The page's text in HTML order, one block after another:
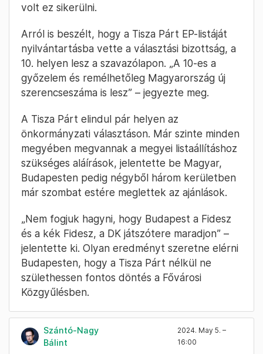
volt ez sikerülni.
Arról is beszélt, hogy a Tisza Párt EP-listáját
nyilvántartásba vette a választási bizottság, a
10. helyen lesz a szavazólapon. „A 10-es a
győzelem és remélhetőleg Magyarország új
szerencseszáma is lesz” – jegyezte meg.
A Tisza Párt elindul pár helyen az
önkormányzati választáson. Már szinte minden
megyében megvannak a megyei listaállításhoz
szükséges aláírások, jelentette be Magyar,
Budapesten pedig négyből három kerületben
már szombat estére meglettek az ajánlások.
„Nem fogjuk hagyni, hogy Budapest a Fidesz
és a kék Fidesz, a DK játszótere maradjon” –
jelentette ki. Olyan eredményt szeretne elérni
Budapesten, hogy a Tisza Párt nélkül ne
születhessen fontos döntés a Fővárosi
Közgyűlésben.
Szántó-Nagy
Bálint
2024. May 5. –
16:00